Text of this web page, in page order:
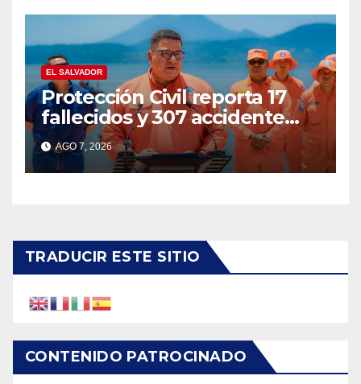
EL SALVADOR
Protección Civil reporta 17
fallecidos y 307 accidente
durante vacaciones
agostinas
AGO 7, 2026
TRADUCIR ESTE SITIO
CONTENIDO PATROCINADO